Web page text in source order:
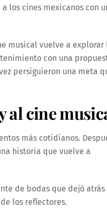
los cines mexicanos con
musical vuelve a explorar
con una
persiguieron una meta
al cine
más cotidianos.
historia que vuelve a
de bodas que dejó atrás
los reflectores.